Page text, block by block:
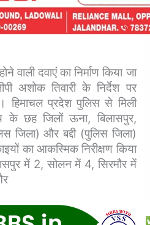
वाली दवाएं का निर्माण किया जा
अशोक तिवारी के निर्देश पर
हिमाचल प्रदेश पुलिस से मिली
के छह जिलों ऊना, बिलासपुर,
जिला) और बद्दी (पुलिस जिला)
का आकस्मिक निरीक्षण किया
में 2, सोलन में 4, सिरमौर में